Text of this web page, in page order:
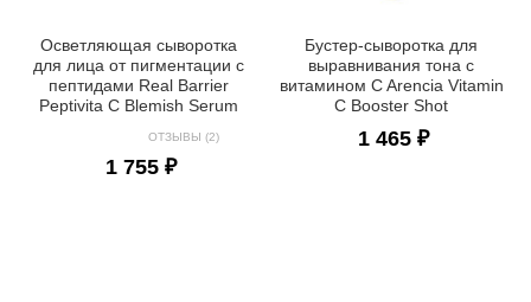
Осветляющая сыворотка
для лица от пигментации с
пептидами Real Barrier
Peptivita C Blemish Serum
ОТЗЫВЫ (2)
1 755 ₽
Бустер-сыворотка для
выравнивания тона с
витамином C Arencia Vitamin
C Booster Shot
1 465 ₽